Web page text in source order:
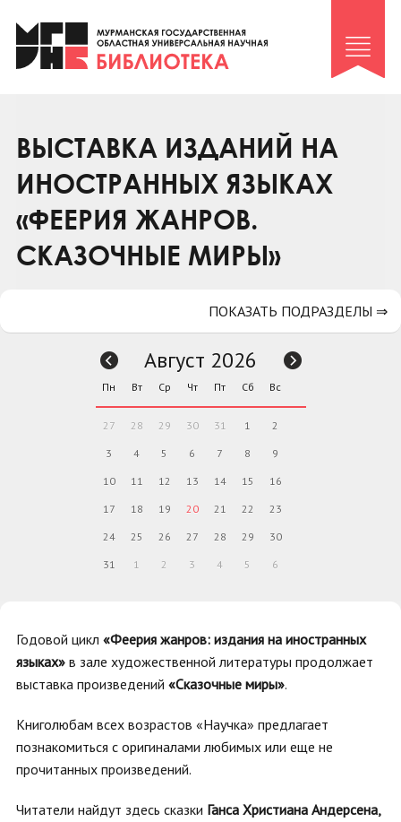
Клуб «Гиря и сельдерей»
Клуб «Семейный архив»
Коллегам
Контакты
ВЫСТАВКА ИЗДАНИЙ НА
ИНОСТРАННЫХ ЯЗЫКАХ
«ФЕЕРИЯ ЖАНРОВ.
СКАЗОЧНЫЕ МИРЫ»
Годовой цикл «Феерия жанров: издания на иностранных
языках» в зале художественной литературы продолжает
выставка произведений «Сказочные миры».
Книголюбам всех возрастов «Научка» предлагает
познакомиться с оригиналами любимых или еще не
прочитанных произведений.
Читатели найдут здесь сказки Ганса Христиана Андерсена,
ПОКАЗАТЬ ПОДРАЗДЕЛЫ ⇒
Август 2026
Пн Вт Ср Чт Пт Сб Вс
27 28 29 30 31 1 2
3 4 5 6 7 8 9
10 11 12 13 14 15 16
17 18 19 20 21 22 23
24 25 26 27 28 29 30
31 1 2 3 4 5 6